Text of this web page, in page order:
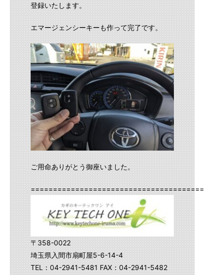
登録いたします。
エマージェンシーキーも作って完了です。
ご用命ありがとう御座いました。
〒358-0022
埼玉県入間市扇町屋5-6-14-4
TEL：04-2941-5481 FAX：04-2941-5482